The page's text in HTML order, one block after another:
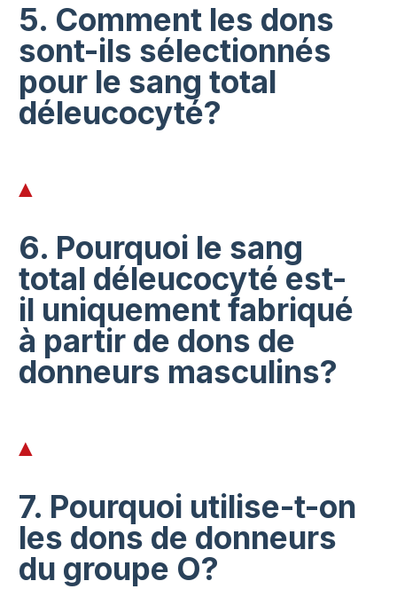
5. Comment les dons
sont-ils sélectionnés
pour le sang total
déleucocyté?
6. Pourquoi le sang
total déleucocyté est-
il uniquement fabriqué
à partir de dons de
donneurs masculins?
7. Pourquoi utilise-t-on
les dons de donneurs
du groupe O?